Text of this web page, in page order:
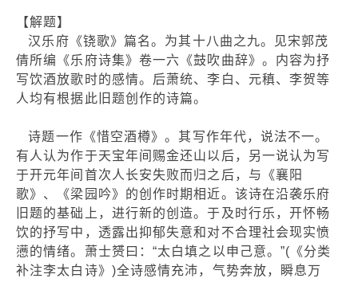
【解题】
汉乐府《铙歌》篇名。为其十八曲之九。见宋郭茂
倩所编《乐府诗集》卷一六《鼓吹曲辞》。内容为抒
写饮酒放歌时的感情。后萧统、李白、元稹、李贺等
人均有根据此旧题创作的诗篇。
诗题一作《惜空酒樽》。其写作年代，说法不一。
有人认为作于天宝年间赐金还山以后，另一说认为写
于开元年间首次人长安失败而归之后，与《襄阳
歌》、《梁园吟》的创作时期相近。该诗在沿袭乐府
旧题的基础上，进行新的创造。于及时行乐，开怀畅
饮的抒写中，透露出抑郁失意和对不合理社会现实愤
懑的情绪。萧士赟曰：“太白填之以申己意。”(《分类
补注李太白诗》)全诗感情充沛，气势奔放，瞬息万